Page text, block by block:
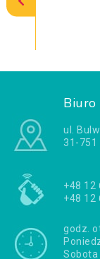
Biuro
ul.
31-751
+48 12
+48 12
godz.
Sobota